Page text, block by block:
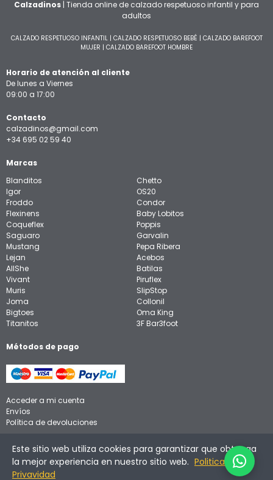
Calzadinos | Tienda online de calzado respetuoso infantil y para
adultos
CALZADO RESPETUOSO INFANTIL| CALZADO RESPETUOSO BEBÉ | CALZADO BAREFOOT
MUJER | CALZADO BAREFOOT HOMBRE
Horario de atención al cliente
De lunes a Viernes
09:00 a 17:00
Contacto
calzadinos@gmail.com
+34 695 02 59 40
Marcas
Blanditos
Igor
Froddo
Flexinens
Coqueflex
Saguaro
Mustang
Lejan
AllShe
Vivant
Muris
Joma
Bigtoes
Titanitos
Chetto
OS20
Condor
Baby Lobitos
Poppis
Garvalin
Pepa Ribera
Acebos
Batilas
Piruflex
SlipStop
Collonil
Oma King
3F Bar3foot
Métodos de pago
Acceder a mi cuenta
Envíos
Política de devoluciones
Aviso legal
Política de privacidad
Política de cookies
Este sitio web utiliza cookies para garantizar que obtenga
la mejor experiencia en nuestro sitio web. Politica de
Privavidad